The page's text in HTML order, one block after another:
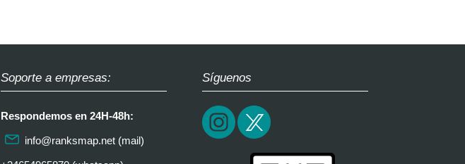
Soporte a empresas:
Respondemos en 24H-48h:
info@ranksmap.net (mail)
Síguenos